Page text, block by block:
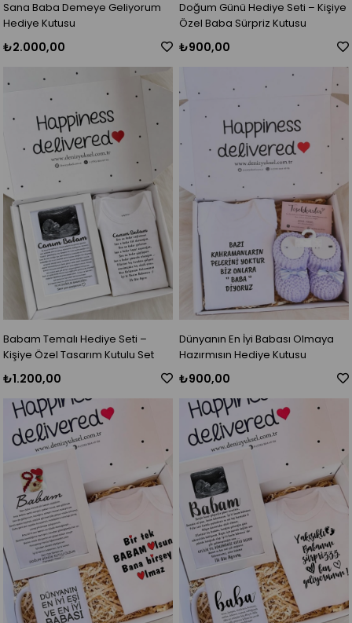
Sana Baba Demeye Geliyorum
Hediye Kutusu
₺2.000,00
Doğum Günü Hediye Seti – Kişiye
Özel Baba Sürpriz Kutusu
₺900,00
Babam Temalı Hediye Seti –
Kişiye Özel Tasarım Kutulu Set
₺1.200,00
Dünyanın En İyi Babası Olmaya
Hazırmısın Hediye Kutusu
₺900,00